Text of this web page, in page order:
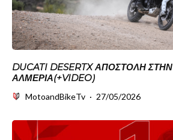
DUCATI DESERTX ΑΠΟΣΤΟΛΉ ΣΤΗΝ
ΑΛΜΕΡΊΑ(+VIDEO)
MotoandBikeTv · 27/05/2026